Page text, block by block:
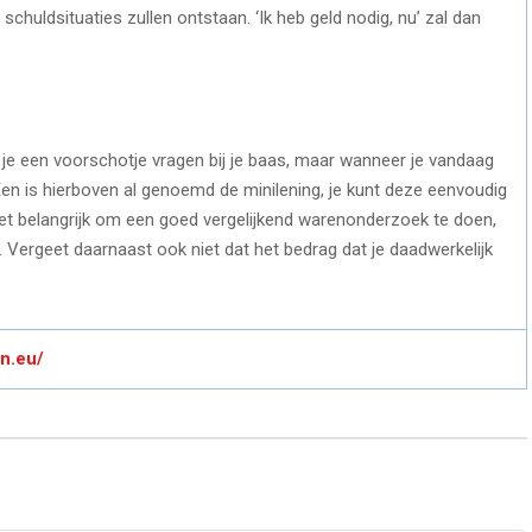
zullen ontstaan. ‘Ik heb geld nodig, nu’ zal dan
een voorschotje vragen bij je baas, maar wanneer je vandaag
is hierboven al genoemd de minilening, je kunt deze eenvoudig
belangrijk om een goed vergelijkend warenonderzoek te doen,
daarnaast ook niet dat het bedrag dat je daadwerkelijk